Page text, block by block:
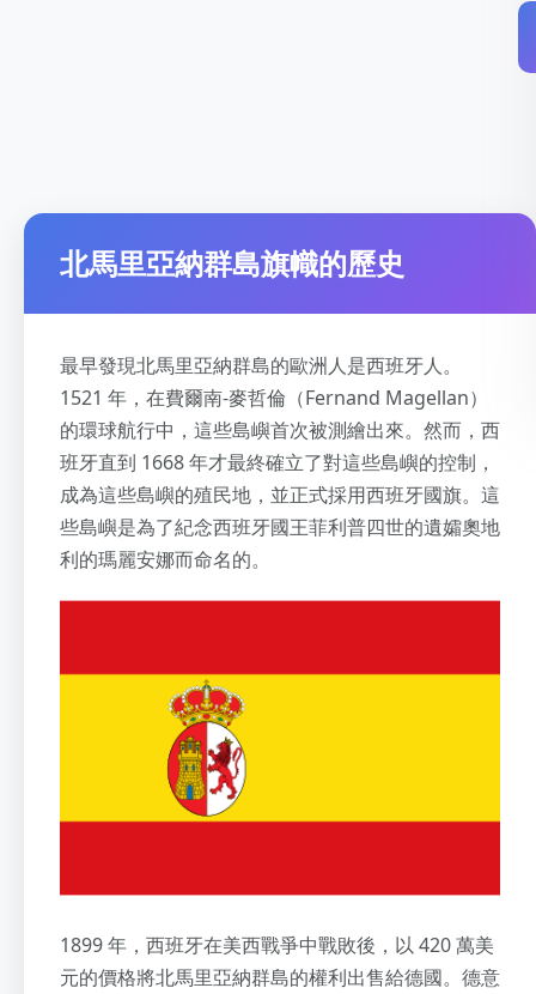
北馬里亞納群島旗幟的歷史
最早發現北馬里亞納群島的歐洲人是西班牙人。
1521 年，在費爾南-麥哲倫（Fernand Magellan）
的環球航行中，這些島嶼首次被測繪出來。然而，西
班牙直到 1668 年才最終確立了對這些島嶼的控制，
成為這些島嶼的殖民地，並正式採用西班牙國旗。這
些島嶼是為了紀念西班牙國王菲利普四世的遺孀奧地
利的瑪麗安娜而命名的。
1899 年，西班牙在美西戰爭中戰敗後，以 420 萬美
元的價格將北馬里亞納群島的權利出售給德國。德意